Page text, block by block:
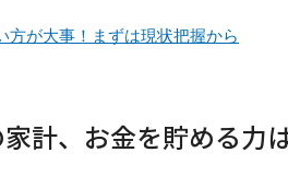
方が大事！まずは現状把握から
計、お金を貯める力